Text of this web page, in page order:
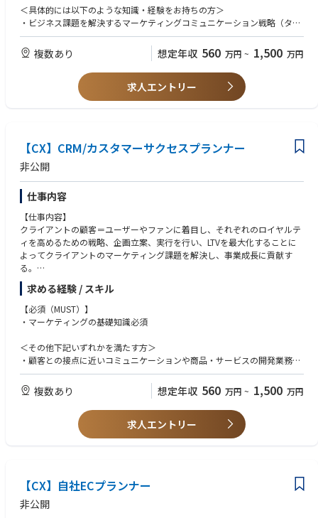
ーケティングコミュニケーションフレームと施策の策定
・ROIを改善し続けていく統合的な効果測定手法と改善策の策定および実
・特にこれらに資するデータの収集や加工・可視化・分析を踏まえた深い
顧客理解、洞察がもたらすインサイト発見
・特にこれらに資する本質的な課題抽出とバリュープロポジションの定義
・特にこれらに資する先端的なデジタル施策や高度なデータ活用、意志あ
るオンオフやペイドオウンドの統合への挑戦
＜具体的には以下のような知識・経験をお持ちの方＞
・ビジネス課題を解決するマーケティングコミュニケーション戦略（ター
ゲットやポジショニング、KPIやカスタマージャーニー、コンセプト）の
策定
・広告から購買体験、商品サービス利用体験、CRMに至るまでを含めたマ
ーケティングコミュニケーションフレームと施策の策定
・ROIを改善し続けていく統合的な効果測定手法と改善策の策定および実
・特にこれらに資する本質的な課題抽出とバリュープロポジションの定義
【歓迎（WANT）】
・特にこれらに資する先端的なデジタル施策や高度なデータ活用への挑戦
（アドテク、マーテクに対する理解）
複数あり 想定年収 560 万円 ~ 1,500 万円
求人エントリー
【CX】CRM/カスタマーサクセスプランナー
非公開
仕事内容
【仕事内容】
クライアントの顧客＝ユーザーやファンに着目し、それぞれのロイヤルテ
ィを高めるための戦略、企画立案、実行を行い、LTVを最大化することに
よってクライアントのマーケティング課題を解決し、事業成長に貢献す
る。
さらにそれらを汎用的に転用するためのロジック・フレーム・アルゴリズ
ムの開発と実践。
【主な業務内容】
るデータに基づいたユーザー分析・理解促進
・データによるユーザー分析を基にした、ユーザーLTV最大化のための戦
・実施した施策の検証および対策・打ち手の立案・実施（PDCAの推進）
・これらを通じた、CRM/カスタマーサクセスを実現するロジック・フレ
ーム・アルゴリズムの開発
求める経験 / スキル
【必須（MUST）】
・マーケティングの基礎知識必須
＜その他下記いずれかを満たす方＞
・顧客との接点に近いコミュニケーションや商品・サービスの開発業務経
験
・データに基づいた生活者、ユーザー分析経験
・上記に基づくマーケティング戦略・戦術立案、施策実施経験
【歓迎（WANT）】
・オウンドメディア、企業公式のソーシャルアカウント運用経験
・「Treasure Data」「Salesforce Marketing Cloud」「Snowflake」など
のデータ基盤の利活用経験
・統計・数理解析スキル（SASやRなど、専門ツールの利活用経験含む）
複数あり 想定年収 560 万円 ~ 1,500 万円
求人エントリー
【CX】自社ECプランナー
非公開